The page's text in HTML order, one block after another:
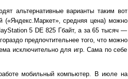
альтернативные варианты таким вот
(«Яндекс.Маркет», средняя цена) можно
5 DE 825 Гбайт, а за 65 тысяч —
предпочтительнее того, что можно
исключительно для игр. Сама по себе
мобильный компьютер. В июле на